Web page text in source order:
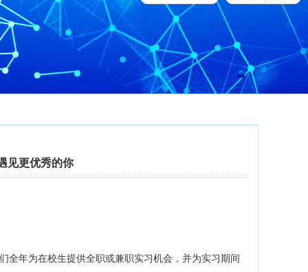
见更优秀的你
全年为在校生提供全职或兼职实习机会，并为实习期间